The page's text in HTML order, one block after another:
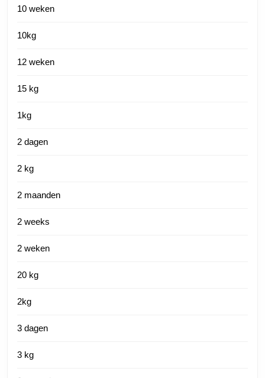
10 weken
10kg
12 weken
15 kg
1kg
2 dagen
2 kg
2 maanden
2 weeks
2 weken
20 kg
2kg
3 dagen
3 kg